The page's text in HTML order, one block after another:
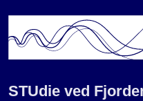
STUdie ved